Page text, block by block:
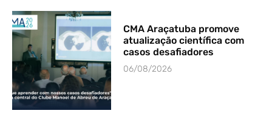
CMA Araçatuba promove
atualização científica com
casos desafiadores
06/08/2026